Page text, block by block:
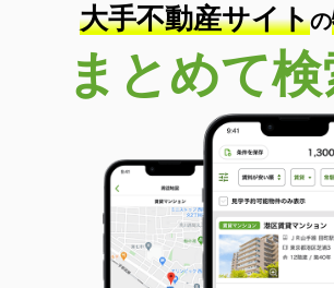
大手不動産サイトの
まとめて検